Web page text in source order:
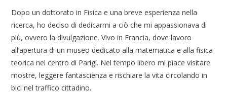
Dopo un dottorato in Fisica e una breve esperienza nella
ricerca, ho deciso di dedicarmi a ciò che mi appassionava di
più, ovvero la divulgazione. Vivo in Francia, dove lavoro
all’apertura di un museo dedicato alla matematica e alla fisica
teorica nel centro di Parigi. Nel tempo libero mi piace visitare
mostre, leggere fantascienza e rischiare la vita circolando in
bici nel traffico cittadino.